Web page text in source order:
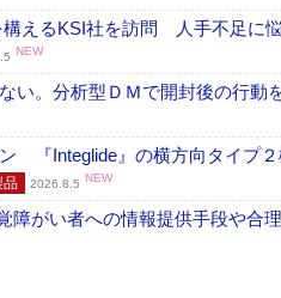
構えるKSI社を訪問 人手不足に
NEW
い。分析型ＤＭで開封後の行
『Integlide』の横方向タイプ２
品 2026.8.5 NEW
がい者への情報提供手段や合